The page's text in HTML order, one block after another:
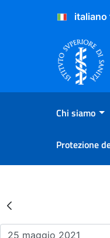
Salta al Contenuto
Salta al Footer
Chi siamo
Protezione
Risultati